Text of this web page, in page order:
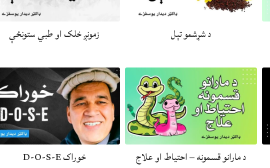
د شړشمو تېل زمونږ خلک او طبي ستونځې
د مارانو قسمونه – احتياط او علاج خوراک D-O-S-E